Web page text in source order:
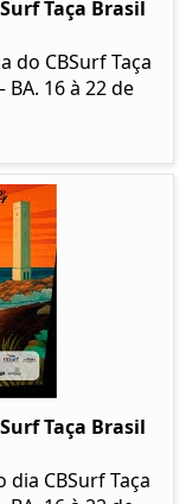
Taça Brasil
do CBSurf Taça
16 à 22 de
Taça Brasil
CBSurf Taça